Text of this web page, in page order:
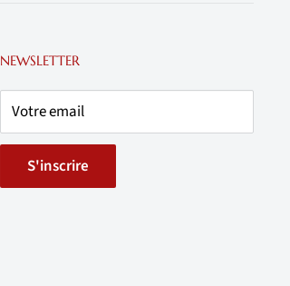
NEWSLETTER
Votre email
S'inscrire